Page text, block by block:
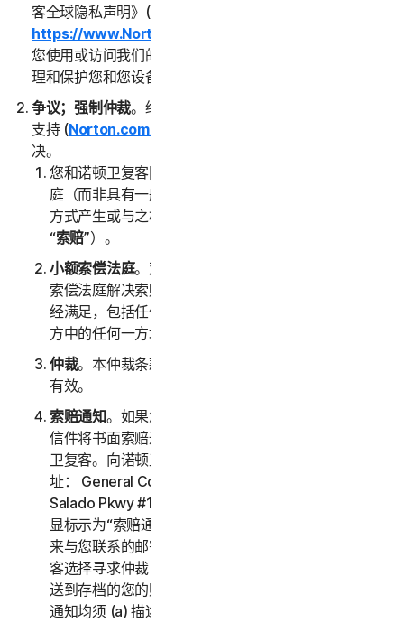
客全球隐私声明》(
https://www.NortonLifeLock.com/privacy
您使用或访问我们的服务期间，我们如何收集、使用、处
理和保护您和您设备中的数据。
争议；强制仲裁。绝大多数争议均可通过联系客户服务和
支持 (Norton.com/support
决。
您和诺顿卫复客同意由具有约束力的仲裁或小额索偿法
庭（而非具有一般管辖权的法庭）负责裁定服务以任何
方式产生或与之相关的任何争端、索赔或争议（以下称
“索赔”）。
小额索偿法庭。双方中的任何一方均可以寻求通过小额
索偿法庭解决索赔，前提是小额索偿法庭的所有要求已
经满足，包括任何与管辖权和争议金额相关的限制。双
方中的任何一方均可以寻求通过新加坡法庭解决索赔。
仲裁。本仲裁条款在本 LSA 和/或您的服务终止后继续
有效。
索赔通知。如果您选择寻求仲裁，则必须首先通过挂号
信件将书面索赔通知（以下称“
卫复客。向诺顿卫复客寄送的索赔通知应发送至以下地
址： General Counsel, Gen Digital Inc., 60 Rio
Salado Pkwy #1000, Tempe AZ 85281，且标题应明
显标示为“索赔通知”。索赔通知中应提供诺顿卫复客用
来与您联系的邮寄地址和电子邮件地址。如果诺顿卫复
客选择寻求仲裁，它会通过挂号信件将书面索赔通知寄
送到存档的您的账单地址。您或诺顿卫复客寄送的索赔
通知均须 (a) 描述索赔或争议的性质和依据；(b) 阐述